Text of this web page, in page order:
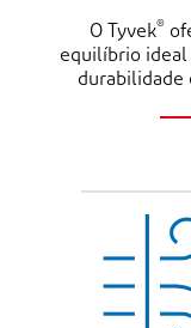
O Tyvek®
equilíbrio ideal
durabilidade